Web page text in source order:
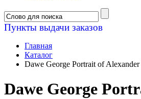
Пункты выдачи заказов
Главная
Каталог
Dawe George Portrait of
Dawe George